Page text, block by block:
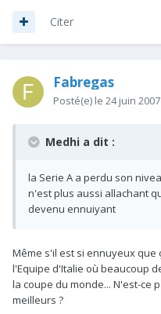
Citer
Fabregas
Posté(e) le 24 juin 2007
Medhi a dit :
la Serie A a perdu son
n'est plus aussi allachant
devenu ennuiyant
Même s'il est si ennuyeux que
l'Equipe d'Italie où beaucoup
la coupe du monde... N'est-ce
meilleurs ?